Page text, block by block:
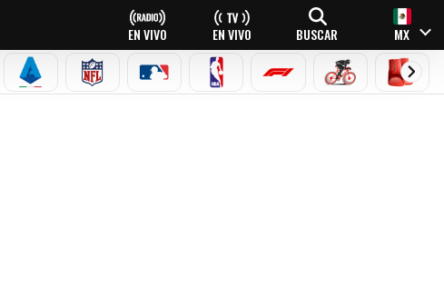
EN VIVO EN VIVO BUSCAR MX
LEAGUE
SERIE A NFL MLB NBA FÓRMULA 1CICLISMOBOXEO